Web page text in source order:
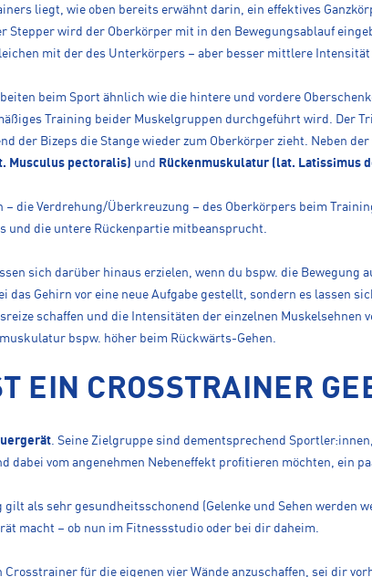
liegt, wie oben bereits erwähnt darin, ein effektives
Stepper wird der Oberkörper mit in den Bewegungsablauf
mit der des Unterkörpers – aber besser mittlere
beim Sport ähnlich wie die hintere und vordere
Training beider Muskelgruppen durchgeführt wird. Der
der Bizeps die Stange wieder zum Oberkörper zieht. Neben
Musculus pectoralis) und Rückenmuskulatur (lat. Latissimus
– die Verdrehung/Überkreuzung – des Oberkörpers beim
und die untere Rückenpartie mitbeansprucht.
sich darüber hinaus erzielen, wenn du bspw. die Bewegung
Gehirn vor eine neue Aufgabe gestellt, sondern es lassen
schaffen und die Intensitäten der einzelnen Muskelsehnen
bspw. höher beim Rückwärts-Gehen.
EIN CROSSTRAINER
. Seine Zielgruppe sind dementsprechend
dabei vom angenehmen Nebeneffekt profitieren möchten, ein
gilt als sehr gesundheitsschonend (Gelenke und Sehen werden
macht – ob nun im Fitnessstudio oder bei dir daheim.
für die eigenen vier Wände anzuschaffen, sei dir